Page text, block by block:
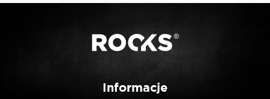
Informacje